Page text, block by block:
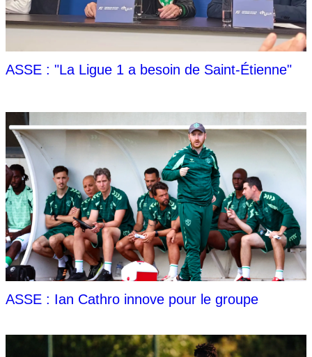
ASSE : "La Ligue 1 a besoin de Saint-Étienne"
ASSE : Ian Cathro innove pour le groupe